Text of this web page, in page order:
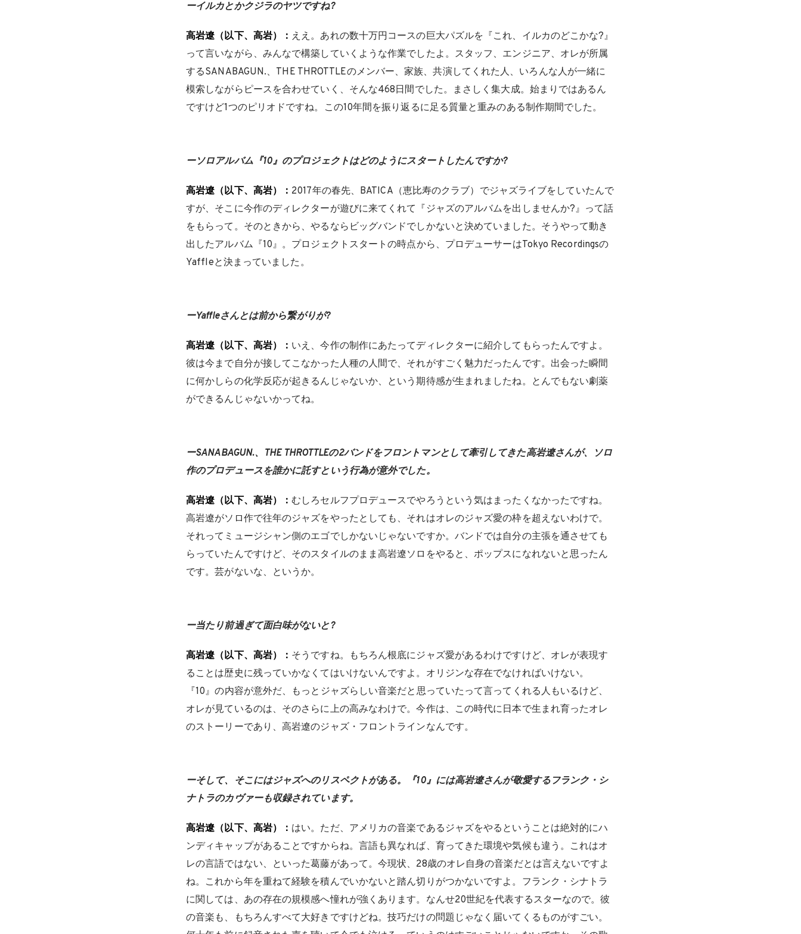
ーイルカとかクジラのヤツですね?
高岩遼（以下、高岩）： ええ。あれの数十万円コースの巨大パズルを『これ、イルカのどこかな?』
って言いながら、みんなで構築していくような作業でしたよ。スタッフ、エンジニア、オレが所属
するSANABAGUN.、THE THROTTLEのメンバー、家族、共演してくれた人、いろんな人が一緒に
模索しながらピースを合わせていく、そんな468日間でした。まさしく集大成。始まりではあるん
ですけど1つのピリオドですね。この10年間を振り返るに足る質量と重みのある制作期間でした。
ーソロアルバム『10』のプロジェクトはどのようにスタートしたんですか?
高岩遼（以下、高岩）： 2017年の春先、BATICA（恵比寿のクラブ）でジャズライブをしていたんで
すが、そこに今作のディレクターが遊びに来てくれて『ジャズのアルバムを出しませんか?』って話
をもらって。そのときから、やるならビッグバンドでしかないと決めていました。そうやって動き
出したアルバム『10』。プロジェクトスタートの時点から、プロデューサーはTokyo Recordingsの
Yaffleと決まっていました。
ーYaffleさんとは前から繋がりが?
高岩遼（以下、高岩）： いえ、今作の制作にあたってディレクターに紹介してもらったんですよ。
彼は今まで自分が接してこなかった人種の人間で、それがすごく魅力だったんです。出会った瞬間
に何かしらの化学反応が起きるんじゃないか、という期待感が生まれましたね。とんでもない劇薬
ができるんじゃないかってね。
ーSANABAGUN.、THE THROTTLEの2バンドをフロントマンとして牽引してきた高岩遼さんが、ソロ
作のプロデュースを誰かに託すという行為が意外でした。
高岩遼（以下、高岩）：むしろセルフプロデュースでやろうという気はまったくなかったですね。
高岩遼がソロ作で往年のジャズをやったとしても、それはオレのジャズ愛の枠を超えないわけで。
それってミュージシャン側のエゴでしかないじゃないですか。バンドでは自分の主張を通させても
らっていたんですけど、そのスタイルのまま高岩遼ソロをやると、ポップスになれないと思ったん
です。芸がないな、というか。
ー当たり前過ぎて面白味がないと?
高岩遼（以下、高岩）： そうですね。もちろん根底にジャズ愛があるわけですけど、オレが表現す
ることは歴史に残っていかなくてはいけないんですよ。オリジンな存在でなければいけない。
『10』の内容が意外だ、もっとジャズらしい音楽だと思っていたって言ってくれる人もいるけど、
オレが見ているのは、そのさらに上の高みなわけで。今作は、この時代に日本で生まれ育ったオレ
のストーリーであり、高岩遼のジャズ・フロントラインなんです。
ーそして、そこにはジャズへのリスペクトがある。『10』には高岩遼さんが敬愛するフランク・シ
ナトラのカヴァーも収録されています。
高岩遼（以下、高岩）： はい。ただ、アメリカの音楽であるジャズをやるということは絶対的にハ
ンディキャップがあることですからね。言語も異なれば、育ってきた環境や気候も違う。これはオ
レの言語ではない、といった葛藤があって。今現状、28歳のオレ自身の音楽だとは言えないですよ
ね。これから年を重ねて経験を積んでいかないと踏ん切りがつかないですよ。フランク・シナトラ
に関しては、あの存在の規模感へ憧れが強くあります。なんせ20世紀を代表するスターなので。彼
の音楽も、もちろんすべて大好きですけどね。技巧だけの問題じゃなく届いてくるものがすごい。